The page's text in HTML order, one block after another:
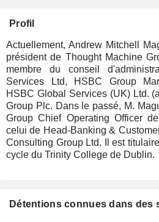
Profil
Actuellement, Andrew Mitchell
président de Thought Machine
membre du conseil
Services Ltd, HSBC Group
HSBC Global Services (UK) Ltd.
Group Plc. Dans le passé, M.
Group Chief Operating Officer
celui de Head-Banking &
Consulting Group Ltd. Il est
cycle du Trinity College de Dublin.
Détentions connues dans des